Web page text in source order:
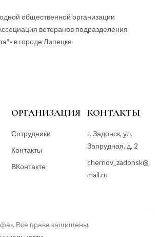
общественной организации
ветеранов подразделения
в городе Липецке
ОРГАНИЗАЦИЯ
Сотрудники
Контакты
ВКонтакте
КОНТАКТЫ
г. Задонск, ул.
Запрудная, д. 2
chernov_zadonsk@
mail.ru
Все права защищены.